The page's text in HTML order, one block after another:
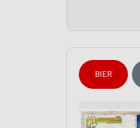
BIER